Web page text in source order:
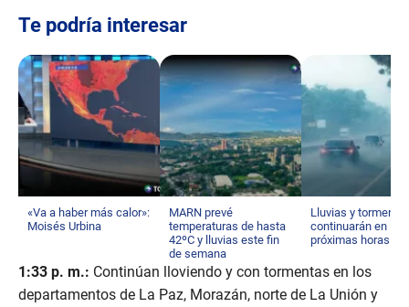
Te podría interesar
«Va a haber más calor»:
Moisés Urbina
MARN prevé
temperaturas de hasta
42ºC y lluvias este fin
de semana
Lluvias y
continuarán en las
próximas horas
1:33 p. m.: Continúan lloviendo y con tormentas en los
departamentos de La Paz, Morazán, norte de La Unión y